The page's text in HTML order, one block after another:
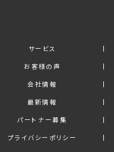
サービス
お客様の声
会社情報
最新情報
パートナー募集
プライバシーポリシー